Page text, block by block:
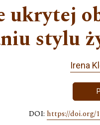
ukrytej
stylu
Irena
DOI: https://doi.org/